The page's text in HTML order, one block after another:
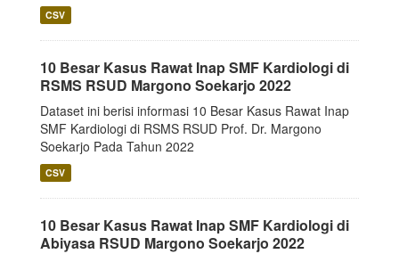
CSV
10 Besar Kasus Rawat Inap SMF Kardiologi di
RSMS RSUD Margono Soekarjo 2022
Dataset ini berisi informasi 10 Besar Kasus Rawat Inap
SMF Kardiologi di RSMS RSUD Prof. Dr. Margono
Soekarjo Pada Tahun 2022
CSV
10 Besar Kasus Rawat Inap SMF Kardiologi di
Abiyasa RSUD Margono Soekarjo 2022